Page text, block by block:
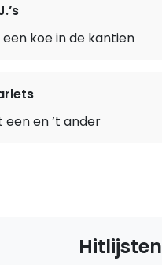
een koe in de kantien
een en ’t ander
Hitlijsten